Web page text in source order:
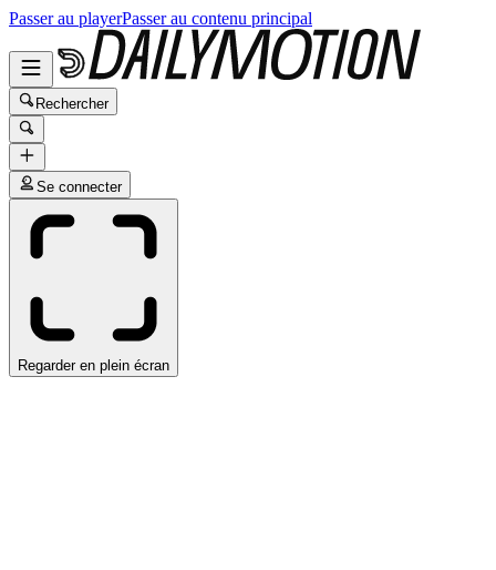
Passer au playerPasser au contenu principal
Rechercher
Se connecter
Regarder en plein écran